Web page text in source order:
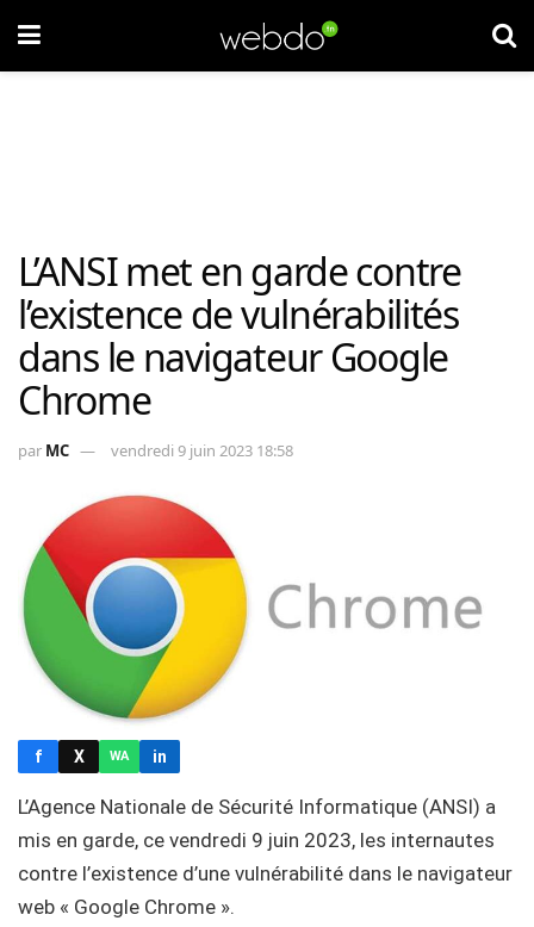
L’ANSI met en garde contre
l’existence de vulnérabilités
dans le navigateur Google
Chrome
par MC vendredi 9 juin 2023 18:58
f X WA in
L’Agence Nationale de Sécurité Informatique (ANSI) a
mis en garde, ce vendredi 9 juin 2023, les internautes
contre l’existence d’une vulnérabilité dans le navigateur
web « Google Chrome ».